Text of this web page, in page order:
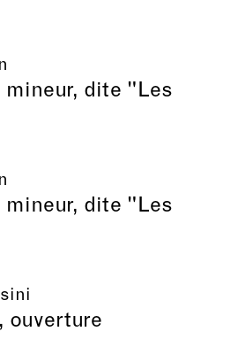
mineur, dite "Les
mineur, dite "Les
ouverture